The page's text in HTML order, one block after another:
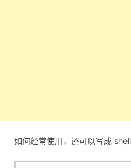
如何经常使用，还可以写成 shell